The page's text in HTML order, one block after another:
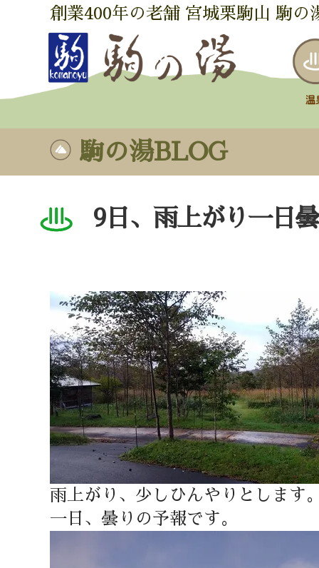
創業400年の老舗 宮城栗駒山 駒の
駒の湯BLOG
9日、雨上がり一日
雨上がり、少しひんやりとします
一日、曇りの予報です。